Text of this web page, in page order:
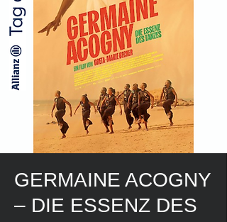
GERMAINE ACOGNY
– DIE ESSENZ DES